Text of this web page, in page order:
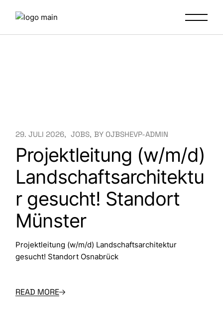
29. JULI 2026 JOBS BY OJBSHEVP-ADMIN
Projektleitung (w/m/d)
Landschaftsarchitektu
r gesucht! Standort
Münster
Projektleitung (w/m/d) Landschaftsarchitektur
gesucht! Standort Osnabrück
READ MORE